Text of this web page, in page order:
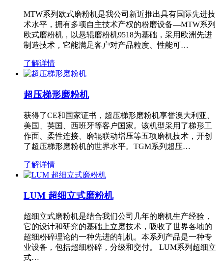
MTW系列欧式磨粉机是我公司新近推出具有国际先进技
术水平，拥有多项自主技术产权的粉磨设备—MTW系列
欧式磨粉机，以悬辊磨粉机9518为基础，采用欧洲先进
制造技术，它能满足客户对产品粒度、性能可…
了解详情
超压梯形磨粉机
获得了CE和国家证书，超压梯形磨粉机享誉澳大利亚、
美国、英国、西班牙等客户国家。该机型采用了梯形工
作面、柔性连接、磨辊联动增压等五项磨机技术，开创
了超压梯形磨粉机的世界水平。TGM系列超压…
了解详情
LUM 超细立式磨粉机
超细立式磨粉机是结合我们公司几年的磨机生产经验，
它的设计和研究的基础上立磨技术，吸收了世界各地的
超细粉碎理论的一种先进的轧机。本系列产品是一种专
业设备，包括超细粉碎，分级和交付。 LUM系列超细立
式…